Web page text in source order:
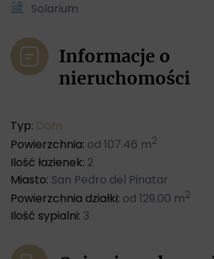
Solarium
Informacje o
nieruchomości
Typ: Dom
Powierzchnia: od 107.46 m2
Ilość łazienek: 2
Miasto: San Pedro del Pinatar
Powierzchnia działki: od 129.00 m2
Ilość sypialni: 3